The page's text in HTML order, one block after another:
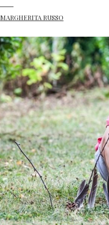
MARGHERITA RUSSO